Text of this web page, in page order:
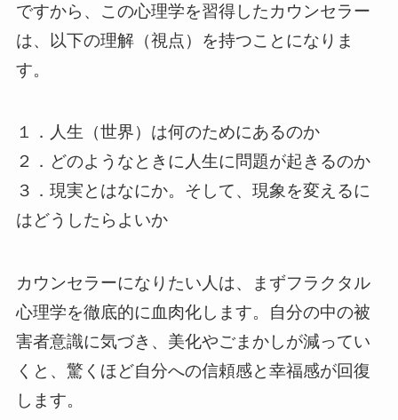
ですから、この心理学を習得したカウンセラー
は、以下の理解（視点）を持つことになりま
す。
１．人生（世界）は何のためにあるのか
２．どのようなときに人生に問題が起きるのか
３．現実とはなにか。そして、現象を変えるに
はどうしたらよいか
カウンセラーになりたい人は、まずフラクタル
心理学を徹底的に血肉化します。自分の中の被
害者意識に気づき、美化やごまかしが減ってい
くと、驚くほど自分への信頼感と幸福感が回復
します。